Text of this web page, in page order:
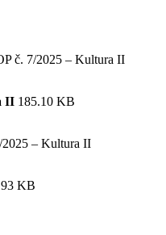
č. 7/2025 – Kultura II
II 185.10 KB
– Kultura II
KB